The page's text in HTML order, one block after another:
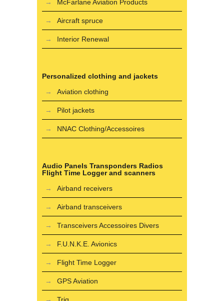
McFarlane Aviation Products
Aircraft spruce
Interior Renewal
Personalized clothing and jackets
Aviation clothing
Pilot jackets
NNAC Clothing/Accessoires
Audio Panels Transponders Radios
Flight Time Logger and scanners
Airband receivers
Airband transceivers
Transceivers Accessoires Divers
F.U.N.K.E. Avionics
Flight Time Logger
GPS Aviation